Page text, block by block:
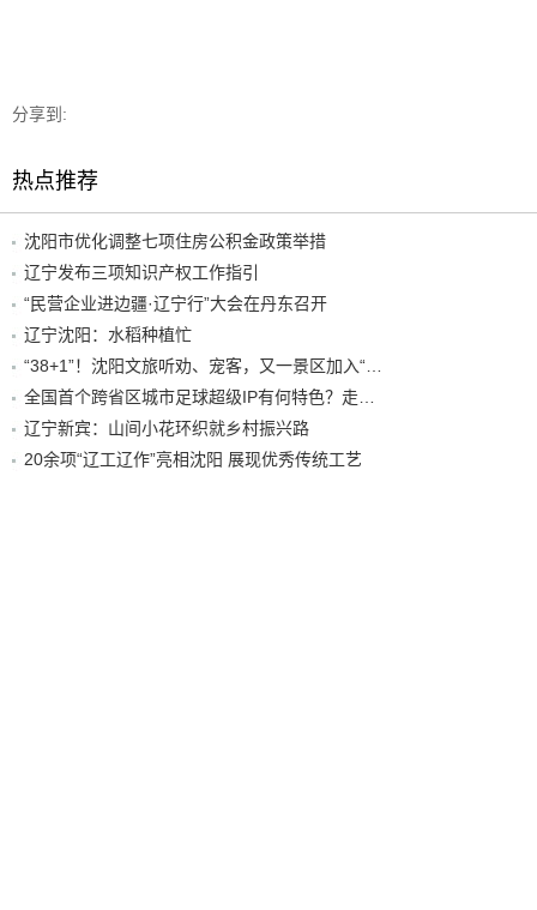
分享到:
热点推荐
沈阳市优化调整七项住房公积金政策举措
辽宁发布三项知识产权工作指引
“民营企业进边疆·辽宁行”大会在丹东召开
辽宁沈阳：水稻种植忙
辽宁新宾：山间小花环织就乡村振兴路
20余项“辽工辽作”亮相沈阳 展现优秀传统工艺